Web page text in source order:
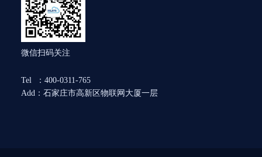
微信扫码关注
Tel ：400-0311-765
Add：石家庄市高新区物联网大厦一层